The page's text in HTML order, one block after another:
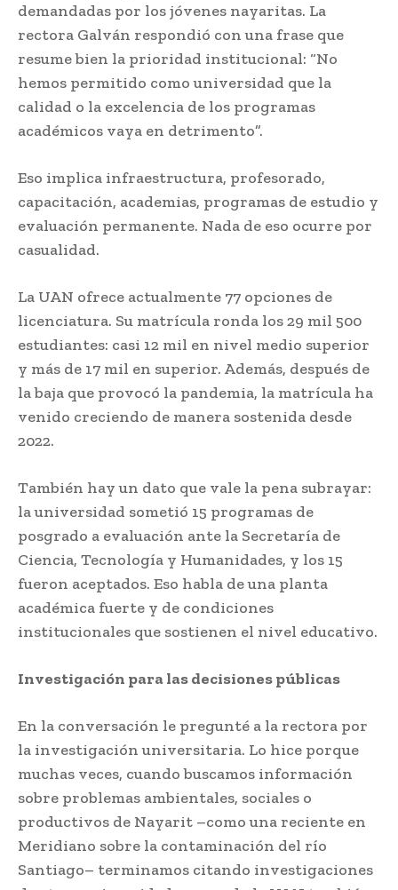
demandadas por los jóvenes nayaritas. La
rectora Galván respondió con una frase que
resume bien la prioridad institucional: “No
hemos permitido como universidad que la
calidad o la excelencia de los programas
académicos vaya en detrimento”.
Eso implica infraestructura, profesorado,
capacitación, academias, programas de estudio y
evaluación permanente. Nada de eso ocurre por
casualidad.
La UAN ofrece actualmente 77 opciones de
licenciatura. Su matrícula ronda los 29 mil 500
estudiantes: casi 12 mil en nivel medio superior
y más de 17 mil en superior. Además, después de
la baja que provocó la pandemia, la matrícula ha
venido creciendo de manera sostenida desde
2022.
También hay un dato que vale la pena subrayar:
la universidad sometió 15 programas de
posgrado a evaluación ante la Secretaría de
Ciencia, Tecnología y Humanidades, y los 15
fueron aceptados. Eso habla de una planta
académica fuerte y de condiciones
institucionales que sostienen el nivel educativo.
Investigación para las decisiones públicas
En la conversación le pregunté a la rectora por
la investigación universitaria. Lo hice porque
muchas veces, cuando buscamos información
sobre problemas ambientales, sociales o
productivos de Nayarit –como una reciente en
Meridiano sobre la contaminación del río
Santiago– terminamos citando investigaciones